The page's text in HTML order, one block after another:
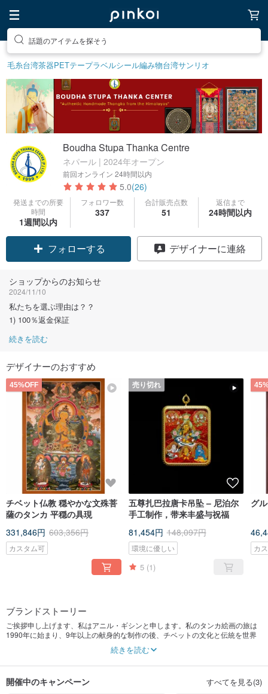
話題のアイテムを探そう
毛糸台湾茶器PETテープラベルシール編み物台湾サンリオ
Boudha Stupa Thanka Centre
ネパール | 2024年オープン
前回オンライン 24時間以内
5.0(26)
発送までの所要
時間
1週間以内
フォロワー数
337
合計販売点数
51
返信まで
24時間以内
フォローする デザイナーに連絡
ショップからのお知らせ
2024/11/10
私たちを選ぶ理由は？？
1) 100％返金保証
続きを読む
デザイナーのおすすめ
45%OFF
チベット仏教 穏やかな文殊菩
薩のタンカ 平穏の具現
331,846円 603,356円
カスタム可
売り切れ
五尊扎巴拉唐卡吊坠 – 尼泊尔
手工制作，带来丰盛与祝福
81,454円 148,097円
環境に優しい
5 (1)
カ
ブランドストーリー
ご挨拶申し上げます、私はアニル・ギシンと申します。私のタンカ絵画の旅は
1990年に始まり、9年以上の献身的な制作の後、チベットの文化と伝統を世界
中に広める使命を感じました。それ以来、私の使命はネパールの職人を支援
し、彼らの生活を向上させ、困っている人々を支援することです。私の店を設
家を挙げて、多様な文化を促進し、芸術愛好家の間に愛と幸福を広めることで
続きを読む
開催中のキャンペーン すべてを見る(3)